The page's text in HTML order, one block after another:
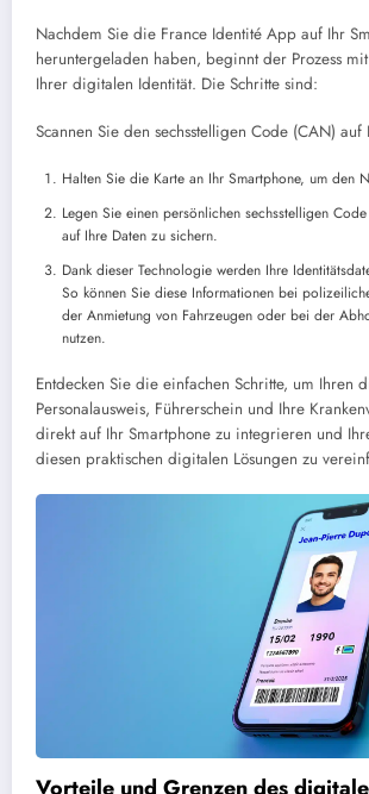
Nachdem Sie die France Identité App auf Ihr
heruntergeladen haben, beginnt der Prozess
Ihrer digitalen Identität. Die Schritte sind:
Scannen Sie den sechsstelligen Code (CAN) auf
Halten Sie die Karte an Ihr Smartphone, um den
Legen Sie einen persönlichen sechsstelligen
auf Ihre Daten zu sichern.
Dank dieser Technologie werden Ihre
So können Sie diese Informationen bei
der Anmietung von Fahrzeugen oder bei der
nutzen.
Entdecken Sie die einfachen Schritte, um Ihren
Personalausweis, Führerschein und Ihre
direkt auf Ihr Smartphone zu integrieren und
diesen praktischen digitalen Lösungen zu
Vorteile und Grenzen des